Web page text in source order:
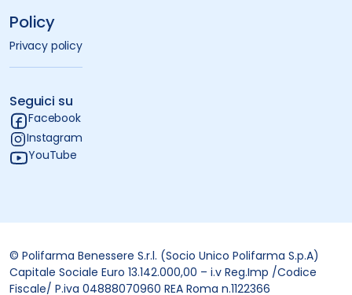
Policy
Privacy policy
Seguici su
Facebook
Instagram
YouTube
© Polifarma Benessere S.r.l. (Socio Unico Polifarma S.p.A)
Capitale Sociale Euro 13.142.000,00 – i.v Reg.Imp /Codice
Fiscale/ P.iva 04888070960 REA Roma n.1122366